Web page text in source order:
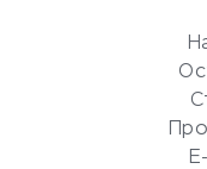
Маркетинг и
Красота и
Сервисы по
Сетевой